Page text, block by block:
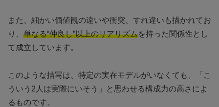
また、細かい価値観の違いや衝突、すれ違いも描かれてお
り、 単なる“仲良し”以上のリアリズムを持った関係性とし
て成立しています。
このような描写は、特定の実在モデルがいなくても、「こ
ういう2人は実際にいそう」と思わせる構成力の高さによ
るものです。